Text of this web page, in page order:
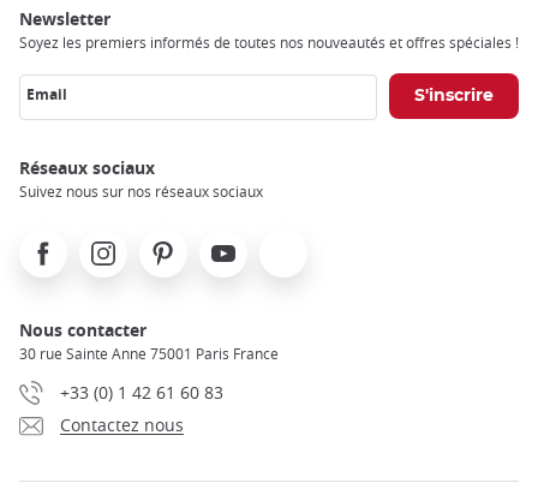
Newsletter
Soyez les premiers informés de toutes nos nouveautés et offres spéciales !
Email
Réseaux sociaux
Suivez nous sur nos réseaux sociaux
FacebookInstagramPinterest Youtube
Nous contacter
30 rue Sainte Anne 75001 Paris France
+33 (0) 1 42 61 60 83
Contactez nous